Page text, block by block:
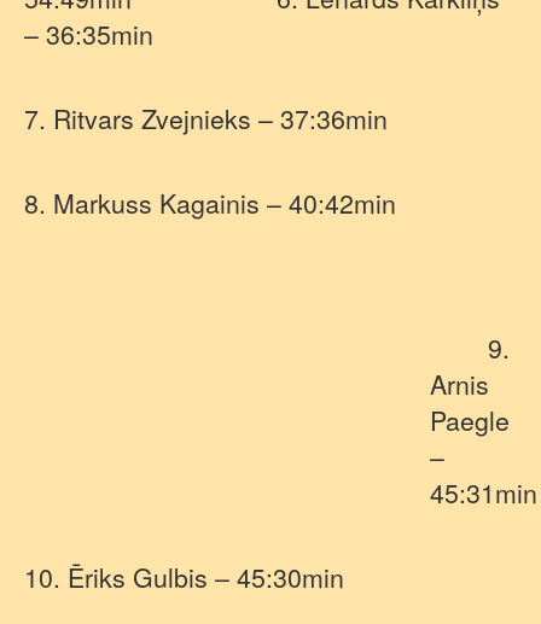
– 36:35min
7. Ritvars Zvejnieks – 37:36min
8. Markuss Kagainis – 40:42min
9.
Arnis
Paegle
–
45:31min
10. Ēriks Gulbis – 45:30min